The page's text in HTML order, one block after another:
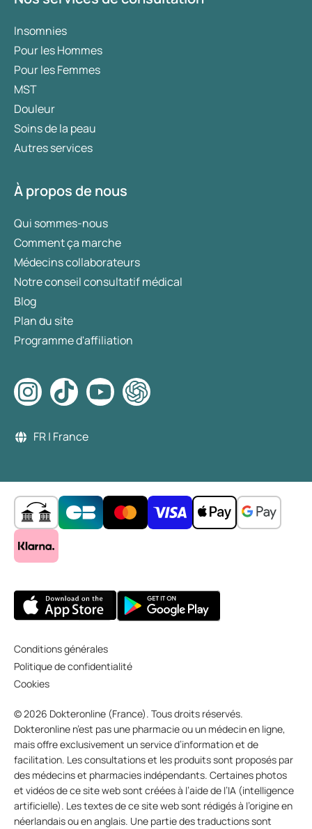
Insomnies
Pour les Hommes
Pour les Femmes
MST
Douleur
Soins de la peau
Autres services
À propos de nous
Qui sommes-nous
Comment ça marche
Médecins collaborateurs
Notre conseil consultatif médical
Blog
Plan du site
Programme d'affiliation
FR | France
Conditions générales
Politique de confidentialité
Cookies
© 2026 Dokteronline (France). Tous droits réservés.
Dokteronline n’est pas une pharmacie ou un médecin en ligne,
mais offre exclusivement un service d’information et de
facilitation. Les consultations et les produits sont proposés par
des médecins et pharmacies indépendants. Certaines photos
et vidéos de ce site web sont créées à l’aide de l’IA (intelligence
artificielle). Les textes de ce site web sont rédigés à l’origine en
néerlandais ou en anglais. Une partie des traductions sont